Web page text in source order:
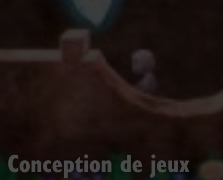
Conception de jeux